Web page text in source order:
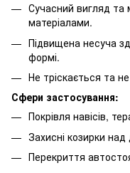
Сучасний вигляд та
матеріалами.
Підвищена несуча
формі.
Не тріскається та
Сфери застосування:
Покрівля навісів,
Захисні козирки
Перекриття